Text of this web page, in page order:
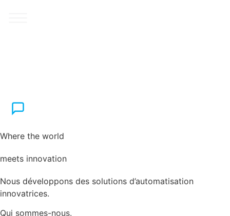
Where the world
meets innovation
Nous développons des solutions d’automatisation
innovatrices.
Qui sommes-nous.